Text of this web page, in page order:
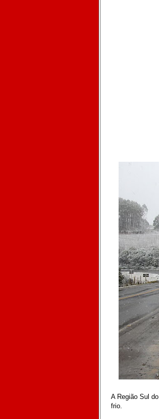
A Região Sul
frio.